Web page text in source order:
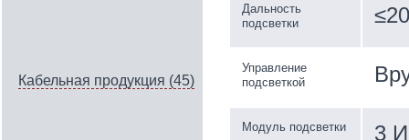
Кабельная продукция (45)
Дальность
подсветки
Управление
подсветкой
Модуль подсветки 3